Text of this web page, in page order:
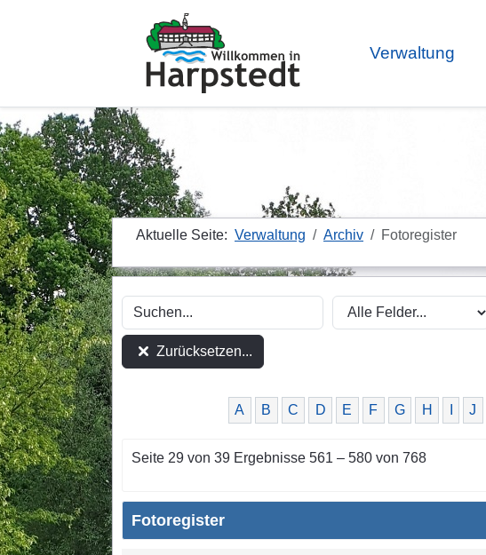
Verwaltung
Aktuelle Seite: Verwaltung Archiv Fotoregister
Zurücksetzen...
A B C D E F G H J
Seite 29 von 39 Ergebnisse 561 – 580 von 768
Fotoregister